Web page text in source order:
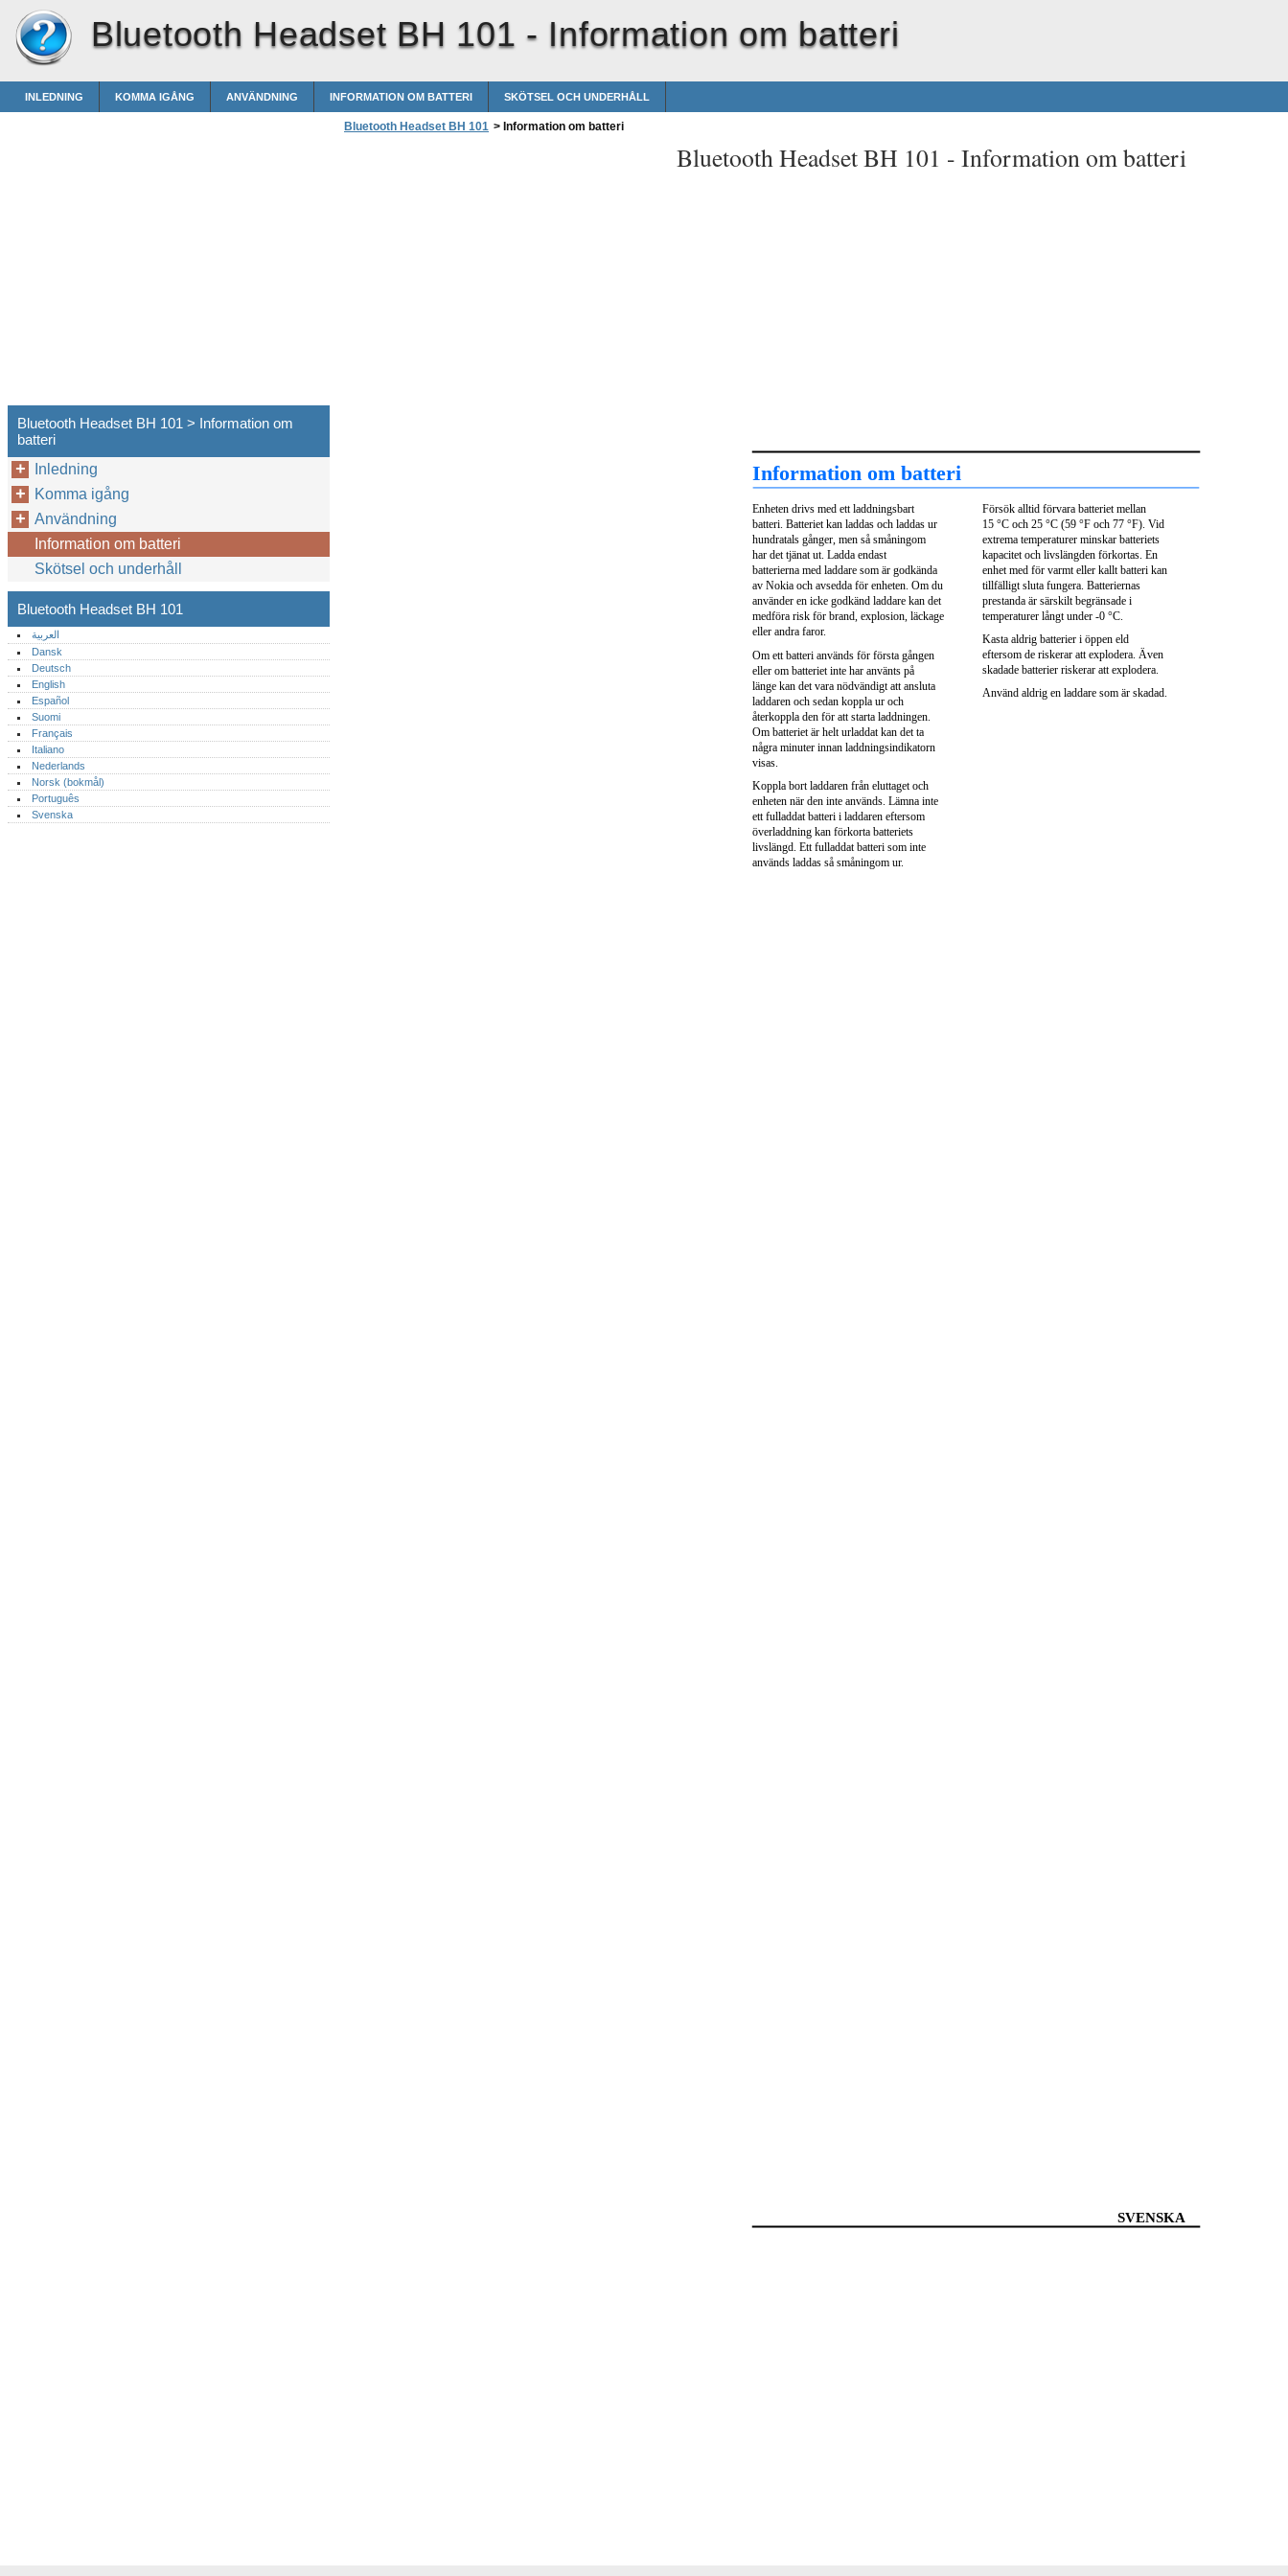
Bluetooth Headset BH 101 - Information om batteri
INLEDNING KOMMA IGÅNG ANVÄNDNING INFORMATION OM BATTERI SKÖTSEL OCH UNDERHÅLL
Bluetooth Headset BH 101 > Information om batteri
Bluetooth Headset BH 101 - Information om batteri
Information om batteri
Enheten drivs med ett laddningsbart
batteri. Batteriet kan laddas och laddas ur
hundratals gånger, men så småningom
har det tjänat ut. Ladda endast
batterierna med laddare som är godkända
av Nokia och avsedda för enheten. Om du
använder en icke godkänd laddare kan det
medföra risk för brand, explosion, läckage
eller andra faror.
Om ett batteri används för första gången
eller om batteriet inte har använts på
länge kan det vara nödvändigt att ansluta
laddaren och sedan koppla ur och
återkoppla den för att starta laddningen.
Om batteriet är helt urladdat kan det ta
några minuter innan laddningsindikatorn
visas.
Koppla bort laddaren från eluttaget och
enheten när den inte används. Lämna inte
ett fulladdat batteri i laddaren eftersom
överladdning kan förkorta batteriets
livslängd. Ett fulladdat batteri som inte
används laddas så småningom ur.
Försök alltid förvara batteriet mellan
15 °C och 25 °C (59 °F och 77 °F). Vid
extrema temperaturer minskar batteriets
kapacitet och livslängden förkortas. En
enhet med för varmt eller kallt batteri kan
tillfälligt sluta fungera. Batteriernas
prestanda är särskilt begränsade i
temperaturer långt under -0 °C.
Kasta aldrig batterier i öppen eld
eftersom de riskerar att explodera. Även
skadade batterier riskerar att explodera.
Använd aldrig en laddare som är skadad.
SVENSKA
Bluetooth Headset BH 101 > Information om
batteri
Inledning
Komma igång
Användning
Information om batteri
Skötsel och underhåll
Bluetooth Headset BH 101
العربية
Dansk
Deutsch
English
Español
Suomi
Français
Italiano
Nederlands
Norsk (bokmål)‎
Português‎
Svenska